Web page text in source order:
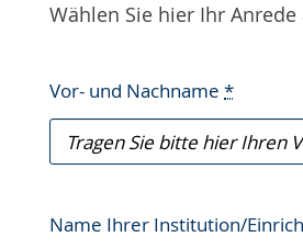
Wählen Sie hier Ihr Anrede
Vor- und Nachname *
Name Ihrer Institution/